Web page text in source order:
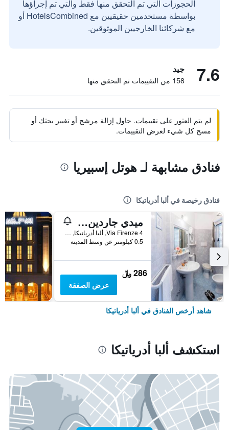
الحجوزات التي تم التحقق منها فقط والتي تم إجراؤها
بواسطة مستخدمين حقيقيين مع HotelsCombined أو
مع شركائنا الخارجيين الموثوقين.
7.6 جيد
158 من التقييمات تم التحقق منها
لم يتم العثور على تقييمات. حاول إزالة مرشح أو تغيير بحثك أو
مسح كل شيء لعرض التقييمات.
فنادق مشابهة لـ هوتل إسبيريا
فنادق رخيصة في ألبا أدرياتيكا
ميدي جاردين ريزورت
Via Firenze 4, ألبا أدرياتيكا, مقاطعة تيرامو, إيطاليا
0.5 كيلومتر عن وسط المدينة
286 ﷼
عرض الصفقة
شاهد أرخص الفنادق في ألبا أدرياتيكا
استكشف ألبا أدرياتيكا